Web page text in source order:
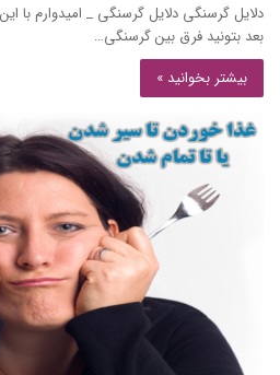
دلایل گرسنگی دلایل گرسنگی _ امیدوارم با
بعد بتونید فرق بین گرسنگی…
بیشتر بخوانید »